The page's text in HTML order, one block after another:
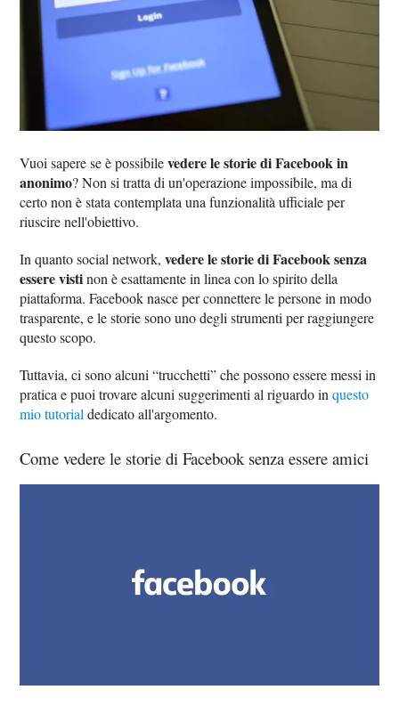
Vuoi sapere se è possibilevedere le storie di Facebook in
anonimo? Non si tratta di un'operazione impossibile, ma di
certo non è stata contemplata una funzionalità ufficiale per
riuscire nell'obiettivo.
In quanto social network,vedere le storie di Facebook senza
essere vistinon è esattamente in linea con lo spirito della
piattaforma. Facebook nasce per connettere le persone in modo
trasparente, e le storie sono uno degli strumenti per raggiungere
questo scopo.
Tuttavia, ci sono alcuni “trucchetti” che possono essere messi in
pratica e puoi trovare alcuni suggerimenti al riguardo inquesto
mio tutorial dedicato all'argomento.
Come vedere le storie di Facebook senza essere amici